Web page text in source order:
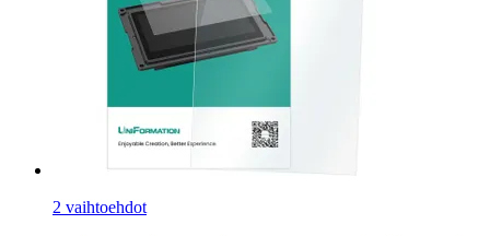
2 vaihtoehdot